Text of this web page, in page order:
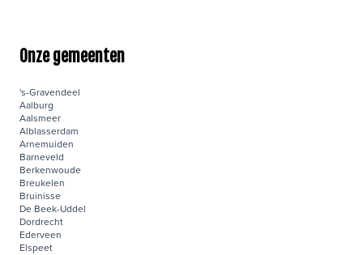
Onze gemeenten
's-Gravendeel
Aalburg
Aalsmeer
Alblasserdam
Arnemuiden
Barneveld
Berkenwoude
Breukelen
Bruinisse
De Beek-Uddel
Dordrecht
Ederveen
Elspeet